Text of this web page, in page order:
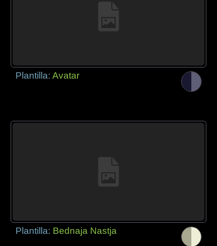
Plantilla:Avatar
Plantilla: Bednaja Nastja